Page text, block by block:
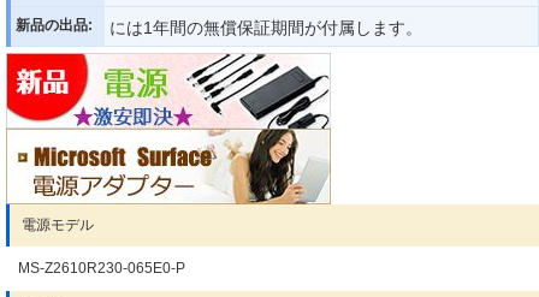
新品の出品: には1年間の無償保証期間が付属します。
電源モデル
MS-Z2610R230-065E0-P